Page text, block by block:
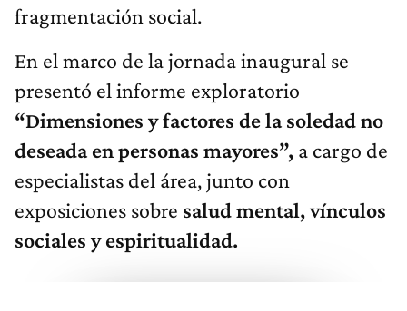
fragmentación social.
En el marco de la jornada inaugural se
presentó el informe exploratorio
“Dimensiones y factores de la soledad no
deseada en personas mayores”, a cargo de
especialistas del área, junto con
exposiciones sobre salud mental, vínculos
sociales y espiritualidad.